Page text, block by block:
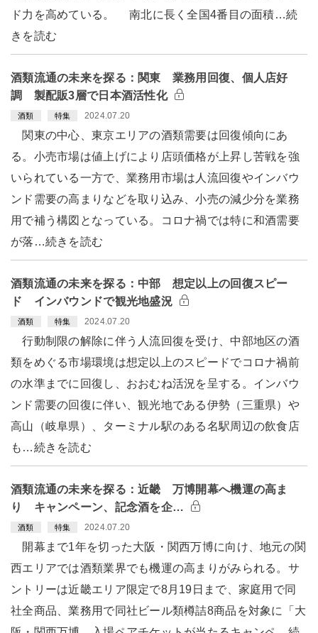
ド力を高めている。 南北に長く全国4番目の面積…続
きを読む
酒類流通の未来を探る：関東 業務用回復、個人店好
調 製配販3層で日本酒活性化
酒類 特集 2024.07.20
関東の中心、東京エリアの酒類需要は回復傾向にあ
る。小売市場は値上げにより店頭価格が上昇し苦戦を強
いられている一方で、業務用市場は人流回復やインバウ
ンド需要の高まりなどを取り込み、小売の減少分を業務
用で補う構図となっている。コロナ禍では特に和酒需要
が落…続きを読む
酒類流通の未来を探る：中部 想定以上の回復スピー
ド インバウンドで観光地盛況
酒類 特集 2024.07.20
行動制限の解除に伴う人流回復を受け、中部地区の酒
類をめぐる市場環境は想定以上のスピードでコロナ禍前
の水準までに回復し、おおむね活況を呈する。インバウ
ンド需要の回復に伴い、観光地である伊勢（三重県）や
高山（岐阜県）、ターミナル駅のある名駅周辺の飲食店
も…続きを読む
酒類流通の未来を探る：近畿 万博開幕へ機運の高ま
り キャンペーン、記念酒を企…
酒類 特集 2024.07.20
開幕まで1年を切った大阪・関西万博に向け、地元の関
西エリアでは酒類業界でも機運の高まりがみられる。サ
ントリーは近畿エリア限定で8月19日まで、家庭用で同
社全商品、業務用で同社ビール類樽詰8商品を対象に「大